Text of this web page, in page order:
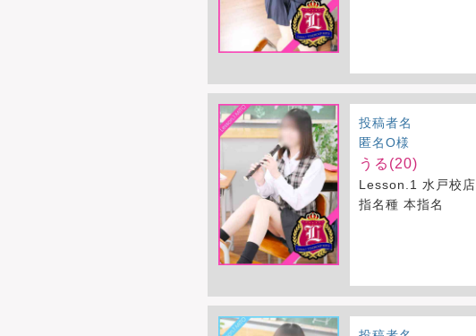
投稿者名
匿名O様
うる(20)
Lesson.1 水戸校店
指名種 本指名